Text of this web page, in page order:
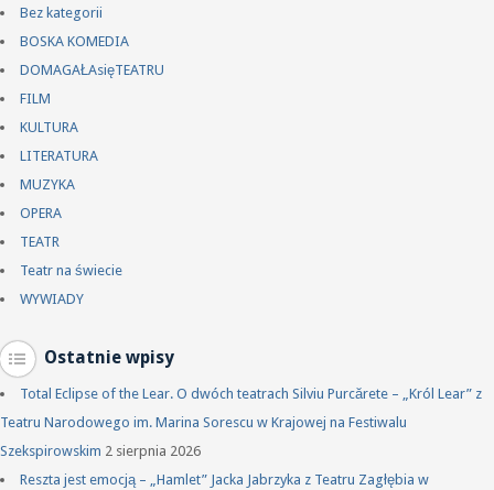
Bez kategorii
BOSKA KOMEDIA
DOMAGAŁAsięTEATRU
FILM
KULTURA
LITERATURA
MUZYKA
OPERA
TEATR
Teatr na świecie
WYWIADY
Ostatnie wpisy
Total Eclipse of the Lear. O dwóch teatrach Silviu Purcărete – „Król Lear” z
Teatru Narodowego im. Marina Sorescu w Krajowej na Festiwalu
Szekspirowskim 2 sierpnia 2026
Reszta jest emocją – „Hamlet” Jacka Jabrzyka z Teatru Zagłębia w